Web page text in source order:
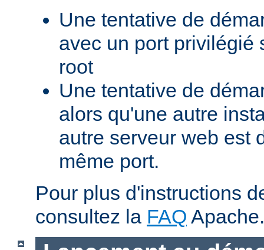
Une tentative de
avec un port privilégié
root
Une tentative de
alors qu'une autre
autre serveur web est
même port.
Pour plus d'instructions
consultez la FAQ Apache.